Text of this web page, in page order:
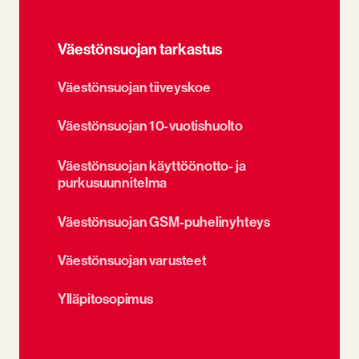
Väestönsuojan tarkastus
Väestönsuojan tiiveyskoe
Väestönsuojan 10-vuotishuolto
Väestönsuojan käyttöönotto- ja
purkusuunnitelma
Väestönsuojan GSM-puhelinyhteys
Väestönsuojan varusteet
Ylläpitosopimus